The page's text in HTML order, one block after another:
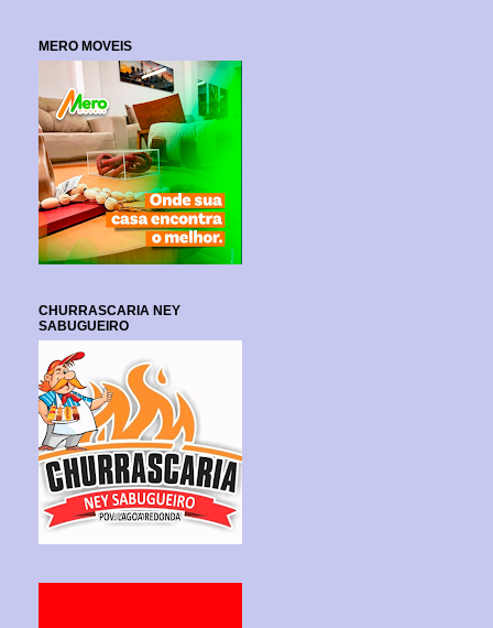
MERO MOVEIS
CHURRASCARIA NEY
SABUGUEIRO